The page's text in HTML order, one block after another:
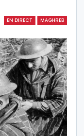
EN DIRECT MAGHREB